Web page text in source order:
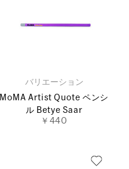
バリエーション
MoMA Artist Quote ペンシ
ル Betye Saar
￥440